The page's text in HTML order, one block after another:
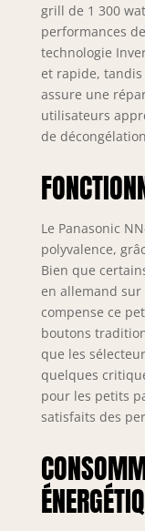
grill de 1 300
performances
technologie
et rapide,
assure une
utilisateurs
de
Le Panasonic
polyvalence,
Bien que
en allemand sur
compense ce
boutons
que les
quelques
pour les petits
satisfaits des